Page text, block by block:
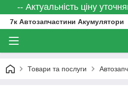
-- Актуальність ціну
7к Автозапчастини Акумулятори
Товари та послуги